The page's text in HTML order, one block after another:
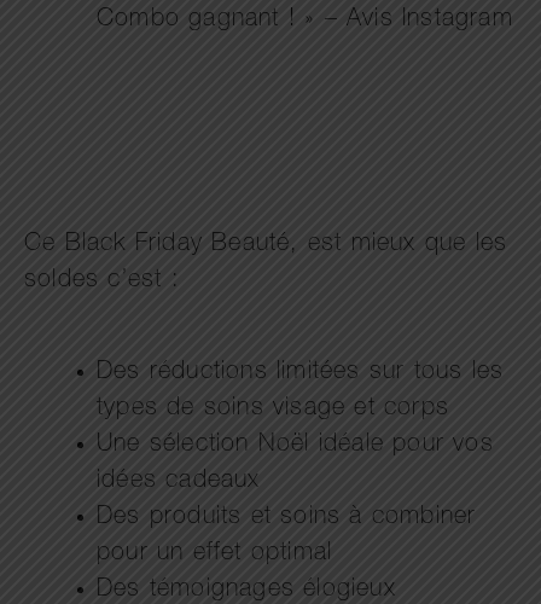
Combo gagnant ! » – Avis Instagram
Ce Black Friday Beauté, est mieux que les
soldes c’est :
Des réductions limitées sur tous les
types de soins visage et corps
Une sélection Noël idéale pour vos
idées cadeaux
Des produits et soins à combiner
pour un effet optimal
Des témoignages élogieux